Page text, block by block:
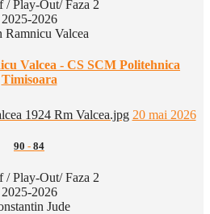
/ Play-Out/ Faza 2
2025-2026
Ramnicu Valcea
Valcea - CS SCM Politehnica
Timisoara
20 mai 2026
90 - 84
/ Play-Out/ Faza 2
2025-2026
Jude